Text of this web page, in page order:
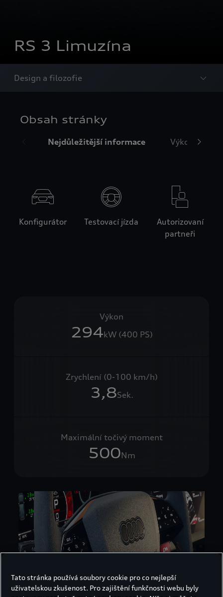
RS 3 Limuzína
Design a filozofie
Obsah stránky
Nejdůležitější informace Výkon
Konfigurátor Testovací jízda
Autorizovaní
partneři
Výkon
294kW (400 PS)
Zrychlení (0-100 km/h)
3,8Sek.
Maximální točivý moment
500Nm
Tato stránka používá soubory cookie pro co nejlepší
uživatelskou zkušenost. Pro zajištění funkčnosti webu byly